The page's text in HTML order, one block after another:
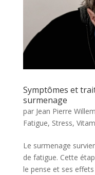
Symptômes et
surmenage
par Jean Pierre Willem
Fatigue, Stress,
Le surmenage
de fatigue. Cette
le pense et ses